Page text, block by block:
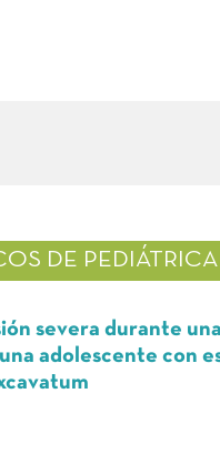
DE PEDIÁTRICA
severa durante una
adolescente con